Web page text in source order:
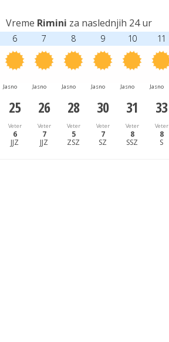
Vreme Rimini za naslednjih 24 ur
6 7 8 9 10 11
Jasno Jasno Jasno Jasno Jasno Jasno
25 26 28 30 31 33
Veter
6
JJZ
Veter
7
JJZ
Veter
5
ZSZ
Veter
7
SZ
Veter
8
SSZ
Veter
8
S